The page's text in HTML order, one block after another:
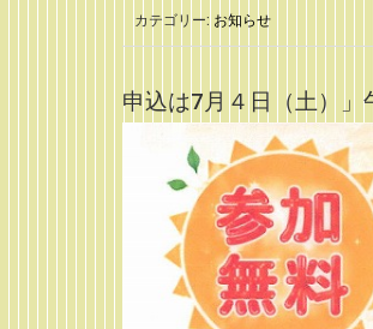
カテゴリー: お知らせ
申込は7月４日（土）